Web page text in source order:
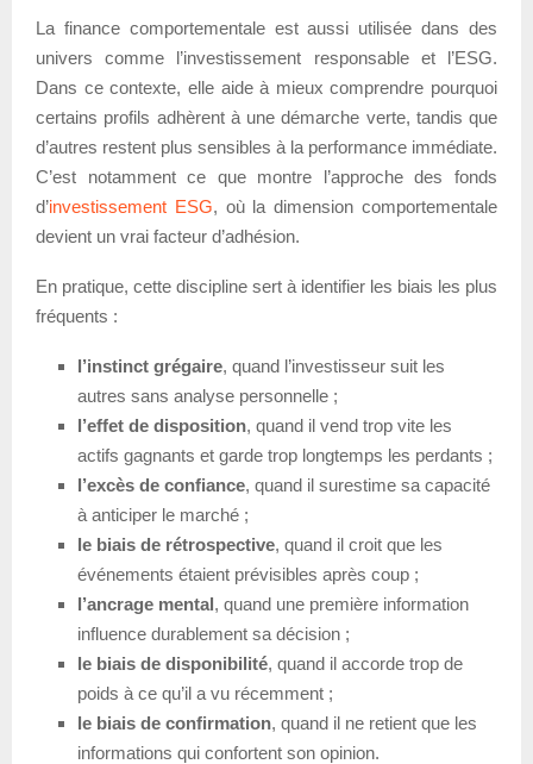
La finance comportementale est aussi utilisée dans des
univers comme l’investissement responsable et l’ESG.
Dans ce contexte, elle aide à mieux comprendre pourquoi
certains profils adhèrent à une démarche verte, tandis que
d’autres restent plus sensibles à la performance immédiate.
C’est notamment ce que montre l’approche des fonds
d’investissement ESG, où la dimension comportementale
devient un vrai facteur d’adhésion.
En pratique, cette discipline sert à identifier les biais les plus
fréquents :
l’instinct grégaire, quand l’investisseur suit les
autres sans analyse personnelle ;
l’effet de disposition, quand il vend trop vite les
actifs gagnants et garde trop longtemps les perdants ;
l’excès de confiance, quand il surestime sa capacité
à anticiper le marché ;
le biais de rétrospective, quand il croit que les
événements étaient prévisibles après coup ;
l’ancrage mental, quand une première information
influence durablement sa décision ;
le biais de disponibilité, quand il accorde trop de
poids à ce qu’il a vu récemment ;
le biais de confirmation, quand il ne retient que les
informations qui confortent son opinion.